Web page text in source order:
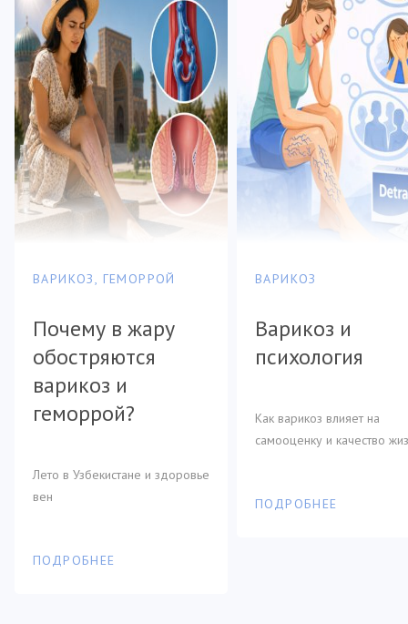
ВАРИКОЗ, ГЕМОРРОЙ
Почему в жару
обостряются
варикоз и
геморрой?
Лето в Узбекистане и здоровье
вен
ПОДРОБНЕЕ
ВАРИКОЗ
Варикоз и
психология
Как варикоз влияет на
самооценку и качество
ПОДРОБНЕЕ
Почему в жару
обостряются
варикоз и
геморрой?
психология
Почему в жару
обостряются
варикоз и
геморрой?
геморроя
ВИДЕО
Когда обращаться
к врачу при
варикозе?
ПОДРОБНЕЕ
ВИДЕО
Тренировки для
тонуса вен
Профилактика варикоза